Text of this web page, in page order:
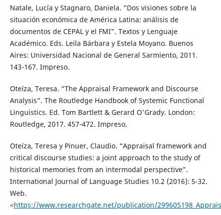
Natale, Lucía y Stagnaro, Daniela. “Dos visiones sobre la
situación económica de América Latina: análisis de
documentos de CEPAL y el FMI”. Textos y Lenguaje
Académico. Eds. Leila Bárbara y Estela Moyano. Buenos
Aires: Universidad Nacional de General Sarmiento, 2011.
143-167. Impreso.
Oteíza, Teresa. “The Appraisal Framework and Discourse
Analysis”. The Routledge Handbook of Systemic Functional
Linguistics. Ed. Tom Bartlett & Gerard O'Grady. London:
Routledge, 2017. 457-472. Impreso.
Oteíza, Teresa y Pinuer, Claudio. “Appraisal framework and
critical discourse studies: a joint approach to the study of
historical memories from an intermodal perspective”.
International Journal of Language Studies 10.2 (2016): 5-32.
Web.
<https://www.researchgate.net/publication/